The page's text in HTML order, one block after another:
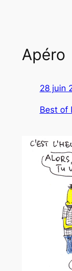
Apéro
28 juin
Best of